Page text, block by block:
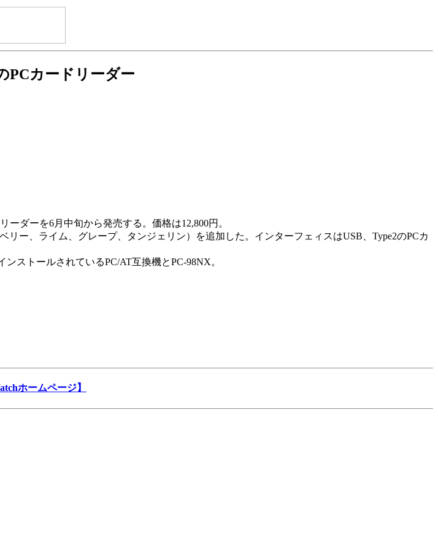
PCカードリーダー
ーダーを6月中旬から発売する。価格は12,800円。
ー、ライム、グレープ、タンジェリン）を追加した。インターフェィスはUSB、Type2のPCカ
ンストールされているPC/AT互換機とPC-98NX。
ホームページ】